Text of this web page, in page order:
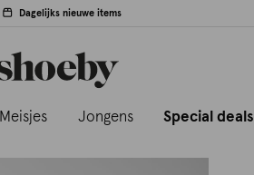
Dagelijks nieuwe items
Meisjes Jongens Special deals